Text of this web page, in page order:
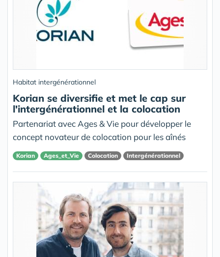
Habitat intergénérationnel
Korian se diversifie et met le cap sur
l'intergénérationnel et la colocation
Partenariat avec Ages & Vie pour développer le
concept novateur de colocation pour les aînés
Korian Ages_et_Vie Colocation Intergénérationnel